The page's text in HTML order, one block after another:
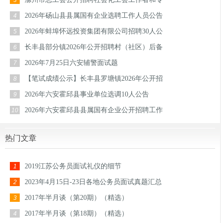
4 2026年砀山县县属国有企业选聘工作人员公告
5 2026年蚌埠怀远投资集团有限公司招聘30人公
6 长丰县部分镇2026年公开招聘村（社区）后备
7 2026年7月25日六安辅警面试题
8 【笔试成绩公示】长丰县罗塘镇2026年公开招
9 2026年六安霍邱县事业单位选调10人公告
10 2026年六安霍邱县县属国有企业公开招聘工作
热门文章
1 2019江苏公务员面试礼仪的细节
2 2023年4月15日-23日各地公务员面试真题汇总
3 2017年半月谈（第20期）（精选）
4 2017年半月谈（第18期）（精选）